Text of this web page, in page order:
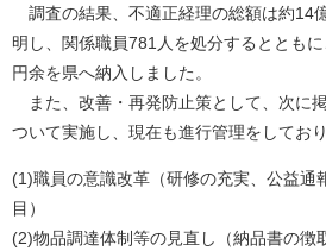
調査の結果、不適正経理の総額は約14
明し、関係職員781人を処分するととも
円余を県へ納入しました。
また、改善・再発防止策として、次に
ついて実施し、現在も進行管理をしており
(1)職員の意識改革（研修の充実、公益通
目）
(2)物品調達体制等の見直し（納品書の徴